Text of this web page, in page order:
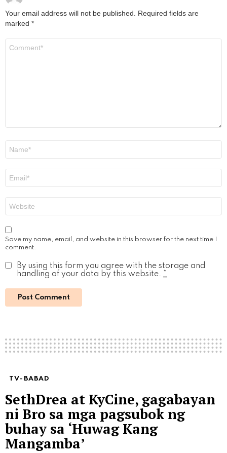
Your email address will not be published.
Required fields are
marked *
Save my name, email, and website in this browser for the next time I
comment.
By using this form you agree with the storage and
handling of your data by this website. *
TV-BABAD
SethDrea at KyCine, gagabayan
ni Bro sa mga pagsubok ng
buhay sa ‘Huwag Kang
Mangamba’